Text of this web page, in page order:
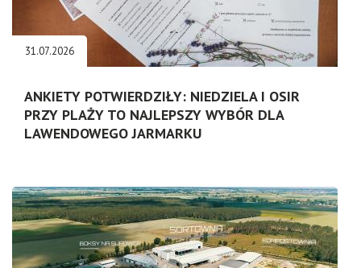
31.07.2026
ANKIETY POTWIERDZIŁY: NIEDZIELA I OSIR
PRZY PLAŻY TO NAJLEPSZY WYBÓR DLA
LAWENDOWEGO JARMARKU